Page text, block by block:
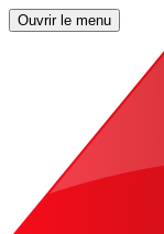
Ouvrir le menu